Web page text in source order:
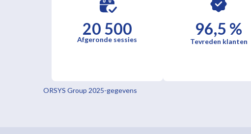
20 500
Afgeronde sessies
96,5 %
Tevreden klanten
ORSYS Group 2025-gegevens